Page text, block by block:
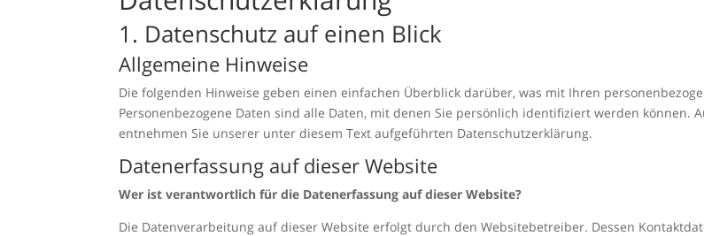
1. Datenschutz auf einen Blick
Allgemeine Hinweise
Die folgenden Hinweise geben einen einfachen Überblick darüber, was mit Ihren
Personenbezogene Daten sind alle Daten, mit denen Sie persönlich identifiziert werden können.
entnehmen Sie unserer unter diesem Text aufgeführten Datenschutzerklärung.
Datenerfassung auf dieser Website
Wer ist verantwortlich für die Datenerfassung auf dieser Website?
Die Datenverarbeitung auf dieser Website erfolgt durch den Websitebetreiber. Dessen